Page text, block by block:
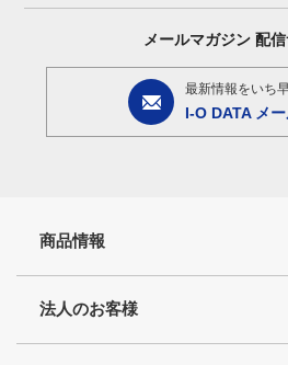
メールマガジン 配
最新情報をいち
I-O DATA メ
商品情報
法人のお客様